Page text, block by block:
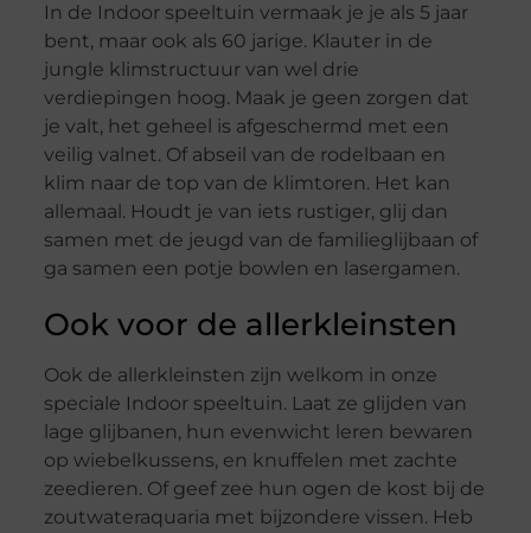
In de Indoor speeltuin vermaak je je als 5 jaar
bent, maar ook als 60 jarige. Klauter in de
jungle klimstructuur van wel drie
verdiepingen hoog. Maak je geen zorgen dat
je valt, het geheel is afgeschermd met een
veilig valnet. Of abseil van de rodelbaan en
klim naar de top van de klimtoren. Het kan
allemaal. Houdt je van iets rustiger, glij dan
samen met de jeugd van de familieglijbaan of
ga samen een potje bowlen en lasergamen.
Ook voor de allerkleinsten
Ook de allerkleinsten zijn welkom in onze
speciale Indoor speeltuin. Laat ze glijden van
lage glijbanen, hun evenwicht leren bewaren
op wiebelkussens, en knuffelen met zachte
zeedieren. Of geef zee hun ogen de kost bij de
zoutwateraquaria met bijzondere vissen. Heb